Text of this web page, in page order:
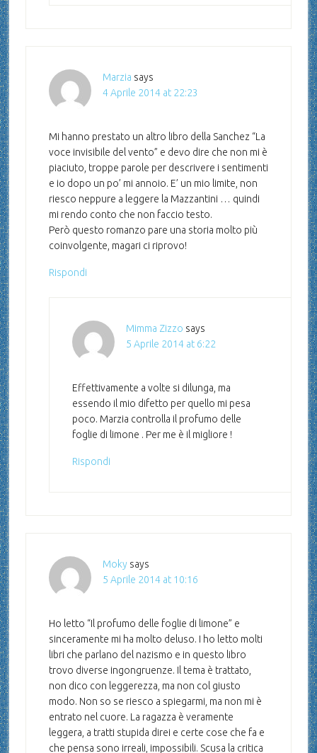
Marzia says
4 Aprile 2014 at 22:23
Mi hanno prestato un altro libro della Sanchez “La
voce invisibile del vento” e devo dire che non mi è
piaciuto, troppe parole per descrivere i sentimenti
e io dopo un po’ mi annoio. E’ un mio limite, non
riesco neppure a leggere la Mazzantini … quindi
mi rendo conto che non faccio testo.
Però questo romanzo pare una storia molto più
coinvolgente, magari ci riprovo!
Rispondi
Mimma Zizzo says
5 Aprile 2014 at 6:22
Effettivamente a volte si dilunga, ma
essendo il mio difetto per quello mi pesa
poco. Marzia controlla il profumo delle
foglie di limone . Per me è il migliore !
Rispondi
Moky says
5 Aprile 2014 at 10:16
Ho letto “Il profumo delle foglie di limone” e
sinceramente mi ha molto deluso. I ho letto molti
libri che parlano del nazismo e in questo libro
trovo diverse ingongruenze. Il tema è trattato,
non dico con leggerezza, ma non col giusto
modo. Non so se riesco a spiegarmi, ma non mi è
entrato nel cuore. La ragazza è veramente
leggera, a tratti stupida direi e certe cose che fa e
che pensa sono irreali, impossibili. Scusa la critica